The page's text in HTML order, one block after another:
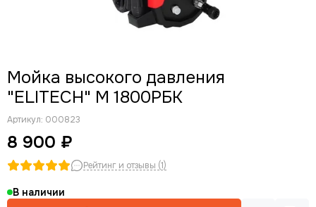
Мойка высокого давления
"ELITECH" М 1800РБК
Артикул: 000823
8 900 ₽
Рейтинг и отзывы (1)
В наличии